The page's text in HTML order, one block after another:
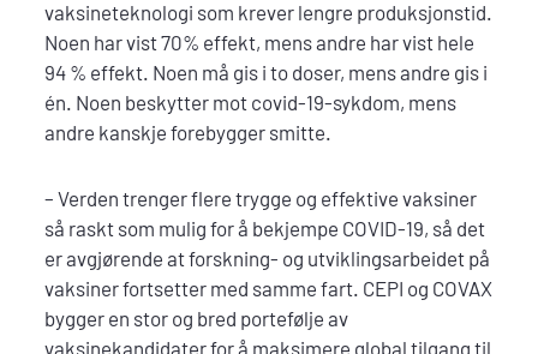
vaksineteknologi som krever lengre produksjonstid.
Noen har vist 70% effekt, mens andre har vist hele
94 % effekt. Noen må gis i to doser, mens andre gis i
én. Noen beskytter mot covid-19-sykdom, mens
andre kanskje forebygger smitte.
– Verden trenger flere trygge og effektive vaksiner
så raskt som mulig for å bekjempe COVID-19, så det
er avgjørende at forskning- og utviklingsarbeidet på
vaksiner fortsetter med samme fart. CEPI og COVAX
bygger en stor og bred portefølje av
vaksinekandidater for å maksimere global tilgang til